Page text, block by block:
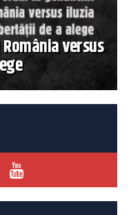
versus